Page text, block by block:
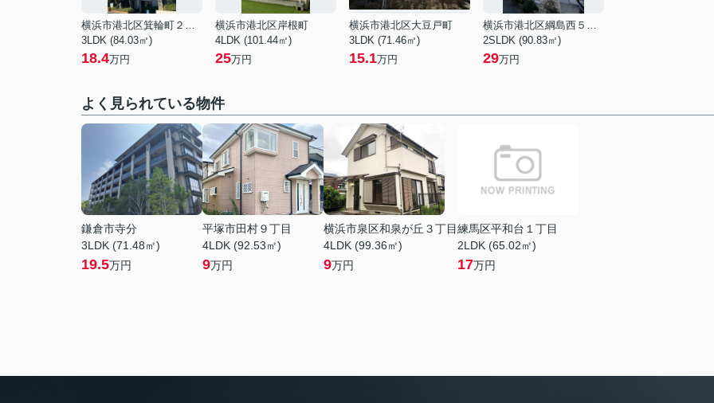
横浜市港北区箕輪町２丁目
3LDK (84.03㎡)
18.4万円
横浜市港北区岸根町
4LDK (101.44㎡)
25万円
横浜市港北区大豆戸町
3LDK (71.46㎡)
15.1万円
横浜市港北区綱島西５丁目
2SLDK (90.83㎡)
29万円
よく見られている物件
鎌倉市寺分
3LDK (71.48㎡)
19.5万円
平塚市田村９丁目
4LDK (92.53㎡)
9万円
横浜市泉区和泉が丘３丁目
4LDK (99.36㎡)
9万円
練馬区平和台１丁目
2LDK (65.02㎡)
17万円